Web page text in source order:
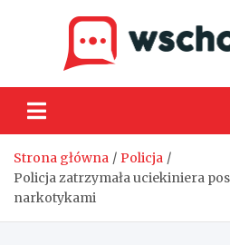
Strona główna
Policja
Policja zatrzymała uciekiniera
narkotykami